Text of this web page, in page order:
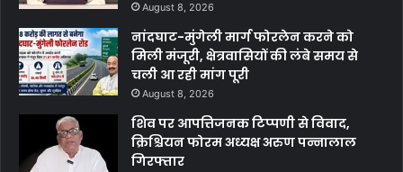
August 8, 2026
नांदघाट-मुंगेली मार्ग फोरलेन करने को
मिली मंजूरी, क्षेत्रवासियों की लंबे समय से
चली आ रही मांग पूरी
August 8, 2026
शिव पर आपत्तिजनक टिप्पणी से विवाद,
क्रिश्चियन फोरम अध्यक्ष अरुण पन्नालाल
गिरफ्तार